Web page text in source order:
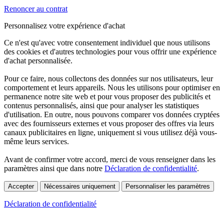
Renoncer au contrat
Personnalisez votre expérience d'achat
Ce n'est qu'avec votre consentement individuel que nous utilisons
des cookies et d'autres technologies pour vous offrir une expérience
d'achat personnalisée.
Pour ce faire, nous collectons des données sur nos utilisateurs, leur
comportement et leurs appareils. Nous les utilisons pour optimiser en
permanence notre site web et pour vous proposer des publicités et
contenus personnalisés, ainsi que pour analyser les statistiques
d'utilisation. En outre, nous pouvons comparer vos données cryptées
avec des fournisseurs externes et vous proposer des offres via leurs
canaux publicitaires en ligne, uniquement si vous utilisez déjà vous-
même leurs services.
Avant de confirmer votre accord, merci de vous renseigner dans les
paramètres ainsi que dans notre Déclaration de confidentialité.
Accepter Nécessaires uniquement Personnaliser les paramètres
Déclaration de confidentialité